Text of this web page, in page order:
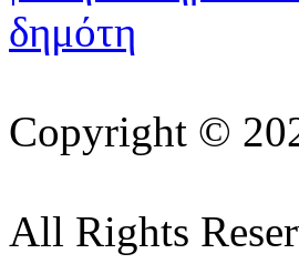
Copyright ©
All Rights